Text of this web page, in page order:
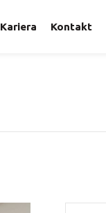
Kariera Kontakt